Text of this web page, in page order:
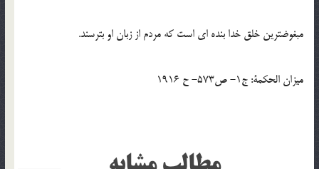
مبغوض‏ترين خلق خدا بنده ‏اى است كه مردم از زبان او بترسند.
ميزان الحكمة: ج1- ص573- ح 1916